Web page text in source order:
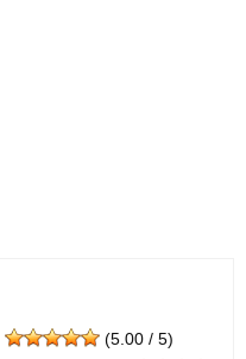
(5.00 / 5)